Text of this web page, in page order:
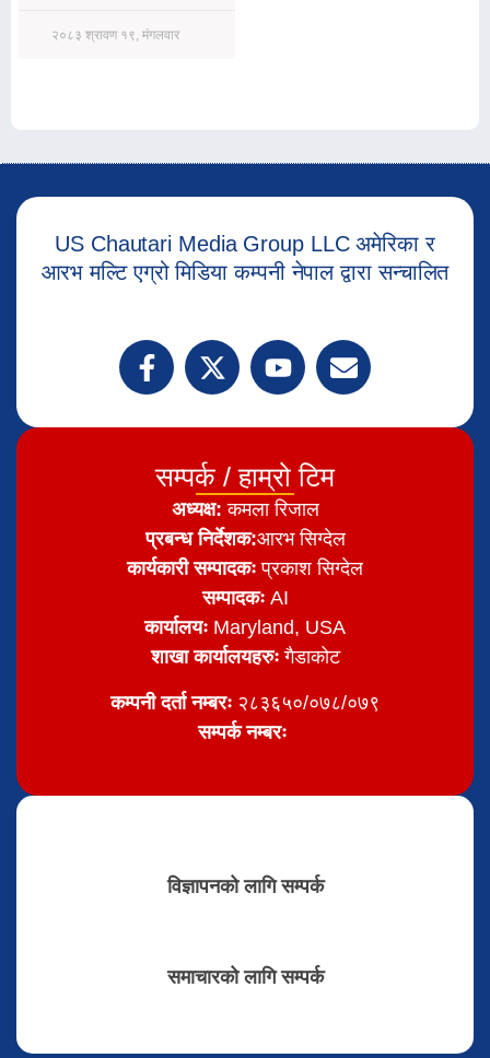
२०८३ श्रावण १९, मंगलवार
US Chautari Media Group LLC अमेरिका र
आरभ मल्टि एग्रो मिडिया कम्पनी नेपाल द्वारा सन्चालित
सम्पर्क / हाम्रो टिम
अध्यक्ष:कमला रिजाल
प्रबन्ध निर्देशक:आरभ सिग्देल
कार्यकारी सम्पादकः प्रकाश सिग्देल
सम्पादकःAI
कार्यालयः Maryland, USA
शाखा कार्यालयहरुःगैडाकोट
कम्पनी दर्ता नम्बरः २८३६५०/०७८/०७९
सम्पर्क नम्बरः
विज्ञापनको लागि सम्पर्क
समाचारको लागि सम्पर्क